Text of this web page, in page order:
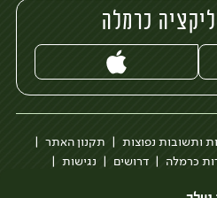
כרמלה
ותשובות נפוצות
תקנון האתר
כרמלה דרושים
נגישות